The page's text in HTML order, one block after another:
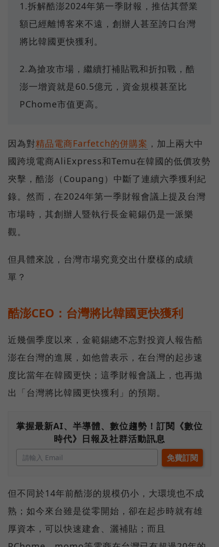
1.拆解酷澎2024年第一季財報，推估其營業
額已經離博客來不遠，創辦人甚至誇口台灣
將比韓國更快獲利。
2.為搶攻市場，繼續打補貼戰和折扣戰，酷
澎一增資就是60.5億元，資金規模甚至比
PChome市值更高。
因為對精品電商Farfetch的併購案 ，加上兩大中
國跨境電商AliExpress和Temu在韓國的低價攻勢
夾擊，酷澎（Coupang）中斷了連續六季獲利紀
錄。然而，在2024年第一季財報會議上提及台灣
市場時，其創辦人暨執行長金範錫仍是一派樂
觀。
但具體來說，台灣市場究竟交出什麼樣的成績
單？
酷澎CEO：台灣將比韓國更快獲利
近幾個季度以來，金範錫總不忘對投資人報告酷
澎在台灣的進展，如他曾表示，在台灣的起步速
度比當年在韓國更快；這季財報會議上，也再拋
出「台灣將比韓國更快獲利」的預期。
掌握最新AI、半導體、數位趨勢！訂閱《數位
時代》日報及社群活動訊息
但不同於14年前酷澎的規模仍小，大環境也不成
熟；如今來台雖是從零開始，卻在起步時就有雄
厚資本，可以快速建倉、灑補貼；而且